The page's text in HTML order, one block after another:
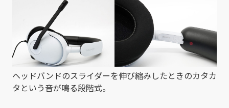
ヘッドバンドのスライダーを伸び縮みしたときのカタカ
タという音が鳴る段階式。